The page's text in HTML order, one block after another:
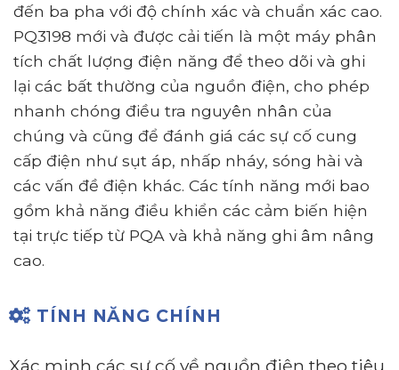
đến ba pha với độ chính xác và chuẩn xác cao.
PQ3198 mới và được cải tiến là một máy phân
tích chất lượng điện năng để theo dõi và ghi
lại các bất thường của nguồn điện, cho phép
nhanh chóng điều tra nguyên nhân của
chúng và cũng để đánh giá các sự cố cung
cấp điện như sụt áp, nhấp nháy, sóng hài và
các vấn đề điện khác. Các tính năng mới bao
gồm khả năng điều khiển các cảm biến hiện
tại trực tiếp từ PQA và khả năng ghi âm nâng
cao.
TÍNH NĂNG CHÍNH
Xác minh các sự cố về nguồn điện theo tiêu